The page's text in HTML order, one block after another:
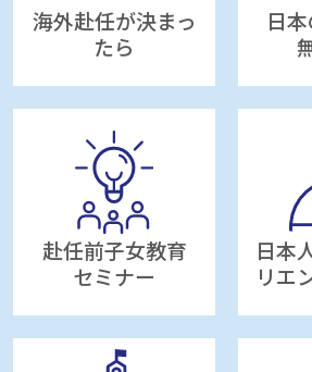
海外赴任が決まっ
たら
日
赴任前子女教育
セミナー
日本
リエ